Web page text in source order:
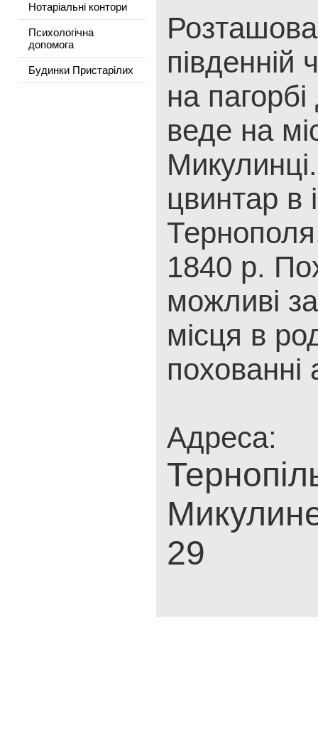
Нотаріальні контори
Психологічна
допомога
Будинки Пристарілих
південній
на
веде на
цвинтар в
1840 р.
можливі
місця в
похованні
Адреса:
29